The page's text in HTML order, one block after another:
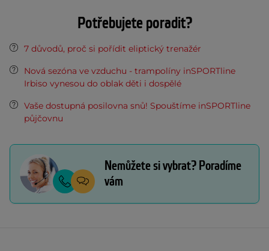
Potřebujete poradit?
7 důvodů, proč si pořídit eliptický trenažér
Nová sezóna ve vzduchu - trampolíny inSPORTline
Irbiso vynesou do oblak děti i dospělé
Vaše dostupná posilovna snů! Spouštíme inSPORTline
půjčovnu
Nemůžete si vybrat? Poradíme
vám